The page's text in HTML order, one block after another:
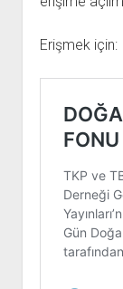
Erişmek için: